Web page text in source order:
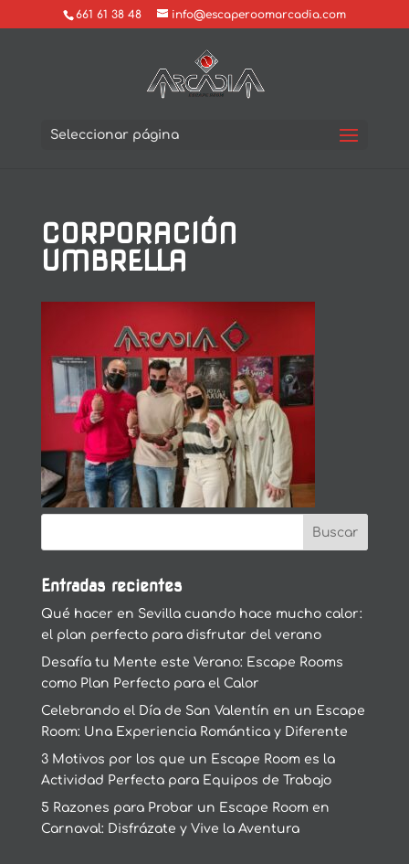
661 61 38 48 info@escaperoomarcadia.com
Seleccionar página
CORPORACIÓN
UMBRELLA
Entradas recientes
Qué hacer en Sevilla cuando hace mucho calor:
el plan perfecto para disfrutar del verano
Desafía tu Mente este Verano: Escape Rooms
como Plan Perfecto para el Calor
Celebrando el Día de San Valentín en un Escape
Room: Una Experiencia Romántica y Diferente
3 Motivos por los que un Escape Room es la
Actividad Perfecta para Equipos de Trabajo
5 Razones para Probar un Escape Room en
Carnaval: Disfrázate y Vive la Aventura